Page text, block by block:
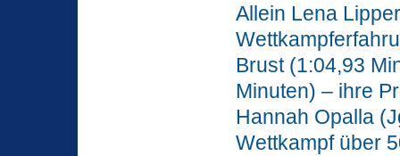
Allein Lena
Brust (1:04,93
Minuten) – ihre
Hannah Opalla
Wettkampf über